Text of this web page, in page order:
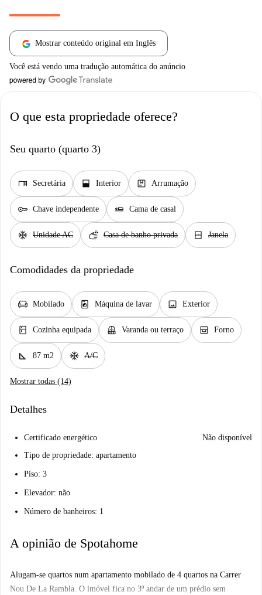
Mostrar conteúdo original em Inglês
Você está vendo uma tradução automática do anúncio
O que esta propriedade oferece?
Seu quarto (quarto 3)
desk Secretária window_open Interior package Arrumação
key Chave independente airline_seat_flat Cama de casal
ac_unit Unidade AC soap Casa de banho privada window_closed Janela
Comodidades da propriedade
chair Mobilado local_laundry_service Máquina de lavar image Exterior
kitchen Cozinha equipada balcony Varanda ou terraço oven_gen Forno
square_foot 87 m2 ac_unit A/C
Mostrar todas (14)
Detalhes
Certificado energético
Não disponível
Tipo de propriedade: apartamento
Piso: 3
Elevador: não
Número de banheiros: 1
A opinião de Spotahome
Alugam-se quartos num apartamento mobilado de 4 quartos na Carrer
Nou De La Rambla. O imóvel fica no 3º andar de um prédio sem